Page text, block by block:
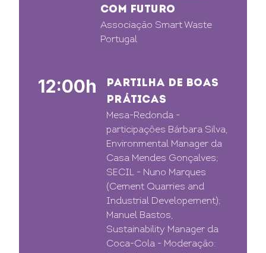
COM FUTURO
Associação Smart Waste
Portugal
12:00h
PARTILHA DE BOAS
PRÁTICAS
Mesa-Redonda -
participações Bárbara Silva,
Environmental Manager da
Casa Mendes Gonçalves;
SECIL - Nuno Marques
(Cement Quarries and
Industrial Developement);
Manuel Bastos,
Sustainability Manager da
Coca-Cola - Moderação: